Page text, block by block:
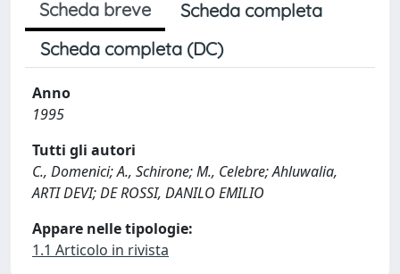
Scheda breve
Scheda completa
Scheda completa (DC)
Anno
1995
Tutti gli autori
C., Domenici; A., Schirone; M., Celebre; Ahluwalia,
ARTI DEVI; DE ROSSI, DANILO EMILIO
Appare nelle tipologie:
1.1 Articolo in rivista